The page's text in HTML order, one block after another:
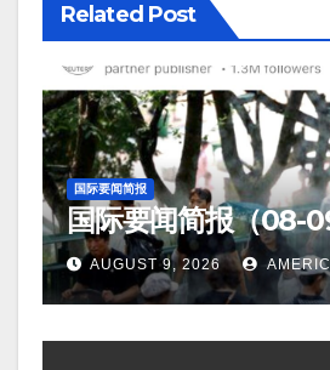
Related Post
国际要闻简报
国际要闻简报（08-
AUGUST 9, 2026